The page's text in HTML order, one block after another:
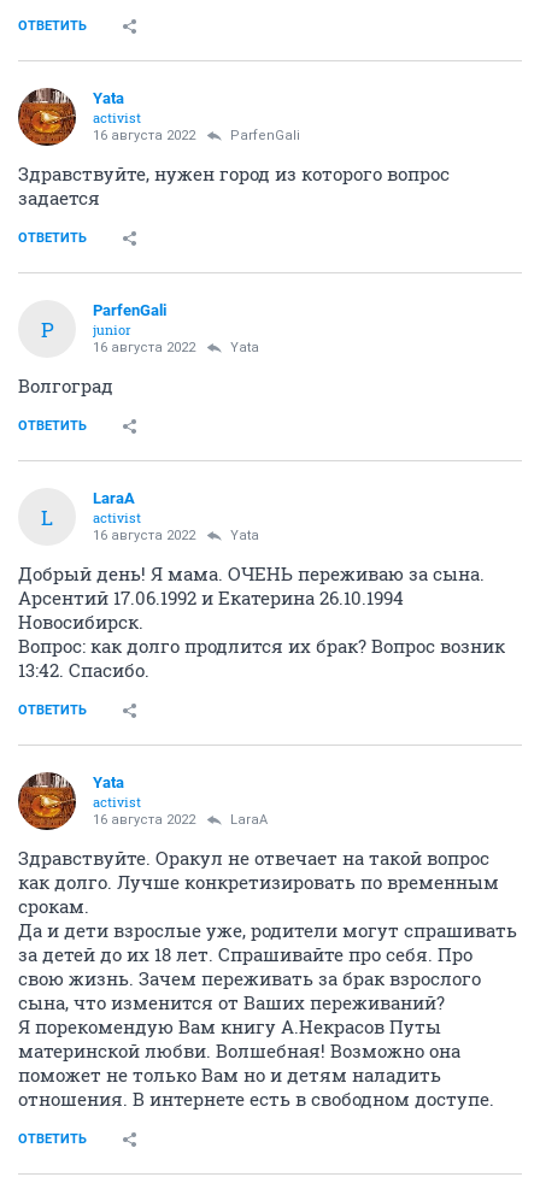
ОТВЕТИТЬ
Yata
activist
16 августа 2022 ParfenGali
Здравствуйте, нужен город из которого вопрос
задается
ОТВЕТИТЬ
P
ParfenGali
junior
16 августа 2022 Yata
Волгоград
ОТВЕТИТЬ
L
LaraA
activist
16 августа 2022 Yata
Добрый день! Я мама. ОЧЕНЬ переживаю за сына.
Арсентий 17.06.1992 и Екатерина 26.10.1994
Новосибирск.
Вопрос: как долго продлится их брак? Вопрос возник
13:42. Спасибо.
ОТВЕТИТЬ
Yata
activist
16 августа 2022 LaraA
Здравствуйте. Оракул не отвечает на такой вопрос
как долго. Лучше конкретизировать по временным
срокам.
Да и дети взрослые уже, родители могут спрашивать
за детей до их 18 лет. Спрашивайте про себя. Про
свою жизнь. Зачем переживать за брак взрослого
сына, что изменится от Ваших переживаний?
Я порекомендую Вам книгу А.Некрасов Путы
материнской любви. Волшебная! Возможно она
поможет не только Вам но и детям наладить
отношения. В интернете есть в свободном доступе.
ОТВЕТИТЬ